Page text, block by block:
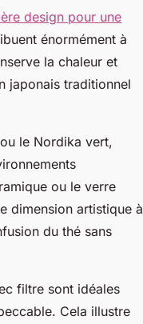
design pour une
énormément à
la chaleur et
japonais traditionnel
le Nordika vert,
ou le verre
dimension artistique à
du thé sans
filtre sont idéales
Cela illustre